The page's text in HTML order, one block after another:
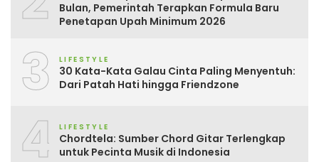
Bulan, Pemerintah Terapkan Formula Baru
Penetapan Upah Minimum 2026
3 LIFESTYLE
30 Kata-Kata Galau Cinta Paling Menyentuh:
Dari Patah Hati hingga Friendzone
4 LIFESTYLE
Chordtela: Sumber Chord Gitar Terlengkap
untuk Pecinta Musik di Indonesia